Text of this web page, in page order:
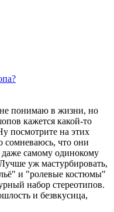
не понимаю в жизни, но
кажется какой-то
посмотрите на этих
сомневаюсь, что они
даже самому одинокому
уж мастурбировать,
и "ролевые костюмы"
набор стереотипов.
и безвкусица,